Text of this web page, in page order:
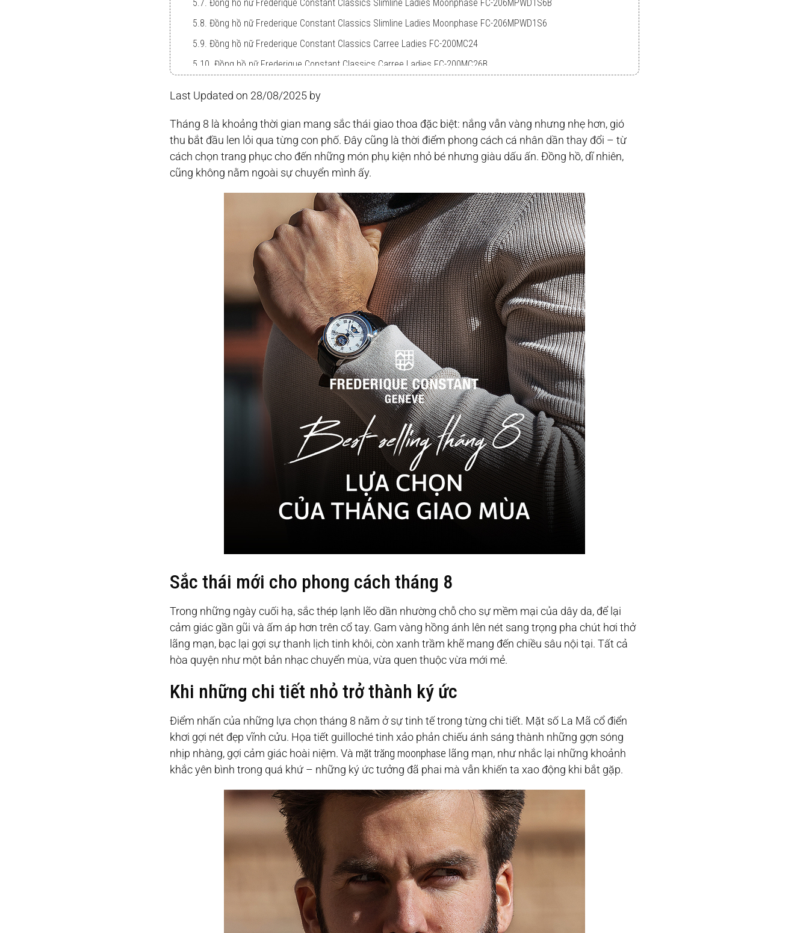
5.7. Đồng hồ nữ Frederique Constant Classics Slimline Ladies Moonphase FC-206MPWD1S6B
5.8. Đồng hồ nữ Frederique Constant Classics Slimline Ladies Moonphase FC-206MPWD1S6
5.9. Đồng hồ nữ Frederique Constant Classics Carree Ladies FC-200MC24
5.10. Đồng hồ nữ Frederique Constant Classics Carree Ladies FC-200MC26B
Last Updated on 28/08/2025 by
Tháng 8 là khoảng thời gian mang sắc thái giao thoa đặc biệt: nắng vẫn vàng nhưng nhẹ hơn, gió
thu bắt đầu len lỏi qua từng con phố. Đây cũng là thời điểm phong cách cá nhân dần thay đổi – từ
cách chọn trang phục cho đến những món phụ kiện nhỏ bé nhưng giàu dấu ấn. Đồng hồ, dĩ nhiên,
cũng không nằm ngoài sự chuyển mình ấy.
Sắc thái mới cho phong cách tháng 8
Trong những ngày cuối hạ, sắc thép lạnh lẽo dần nhường chỗ cho sự mềm mại của dây da, để lại
cảm giác gần gũi và ấm áp hơn trên cổ tay. Gam vàng hồng ánh lên nét sang trọng pha chút hơi thở
lãng mạn, bạc lại gợi sự thanh lịch tinh khôi, còn xanh trầm khẽ mang đến chiều sâu nội tại. Tất cả
hòa quyện như một bản nhạc chuyển mùa, vừa quen thuộc vừa mới mẻ.
Khi những chi tiết nhỏ trở thành ký ức
Điểm nhấn của những lựa chọn tháng 8 nằm ở sự tinh tế trong từng chi tiết. Mặt số La Mã cổ điển
khơi gợi nét đẹp vĩnh cửu. Họa tiết guilloché tinh xảo phản chiếu ánh sáng thành những gợn sóng
nhịp nhàng, gợi cảm giác hoài niệm. Và mặt trăng moonphase lãng mạn, như nhắc lại những khoảnh
khắc yên bình trong quá khứ – những ký ức tưởng đã phai mà vẫn khiến ta xao động khi bắt gặp.